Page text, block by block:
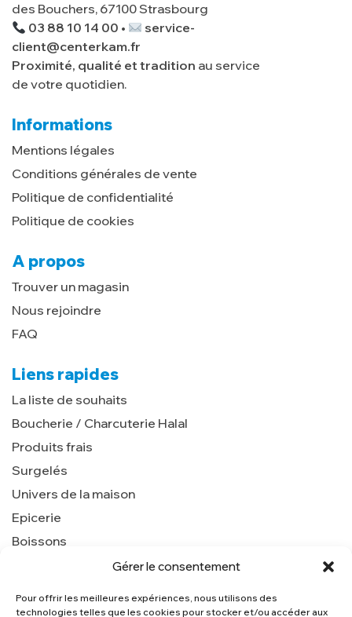
Gérer le consentement
Pour offrir les meilleures expériences, nous utilisons des
technologies telles que les cookies pour stocker et/ou accéder aux
Nous contacter
des Bouchers, 67100 Strasbourg
03 88 10 14 00 •
service-
client@centerkam.fr
Proximité, qualité et tradition au service
de votre quotidien.
Informations
Mentions légales
Conditions générales de vente
Politique de confidentialité
Politique de cookies
A propos
Trouver un magasin
Nous rejoindre
FAQ
Liens rapides
La liste de souhaits
Boucherie / Charcuterie Halal
Produits frais
Surgelés
Univers de la maison
Epicerie
Boissons